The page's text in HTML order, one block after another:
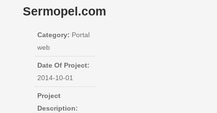
Sermopel.com
Category: Portal
web
Date Of Project:
2014-10-01
Project
Description: